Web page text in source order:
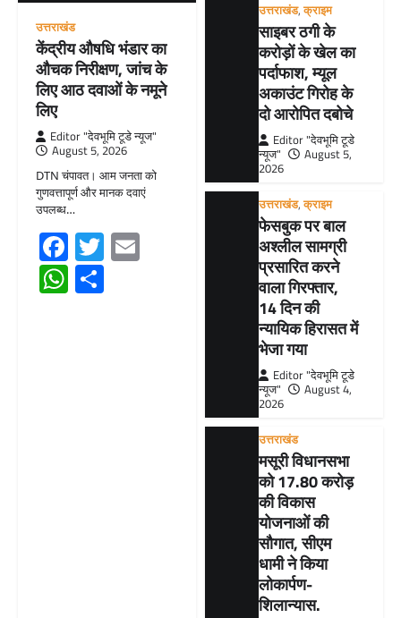
उत्तराखंड
केंद्रीय औषधि भंडार का
औचक निरीक्षण, जांच के
लिए आठ दवाओं के नमूने
लिए
Editor "देवभूमि टूडे न्यूज"
August 5, 2026
DTN चंपावत। आम जनता को
गुणवत्तापूर्ण और मानक दवाएं
उपलब्ध…
Facebook
Twitter
WhatsApp
उत्तराखंड,क्राइम
साइबर ठगी के
करोड़ों के खेल का
पर्दाफाश, म्यूल
अकाउंट गिरोह के
दो आरोपित दबोचे
Editor "देवभूमि टूडे
न्यूज"
August 5,
2026
उत्तराखंड,क्राइम
फेसबुक पर बाल
अश्लील सामग्री
प्रसारित करने
वाला गिरफ्तार,
14 दिन की
न्यायिक हिरासत में
भेजा गया
Editor "देवभूमि टूडे
न्यूज"
August 4,
2026
उत्तराखंड
मसूरी विधानसभा
को 17.80 करोड़
की विकास
योजनाओं की
सौगात, सीएम
धामी ने किया
लोकार्पण-
शिलान्यास.